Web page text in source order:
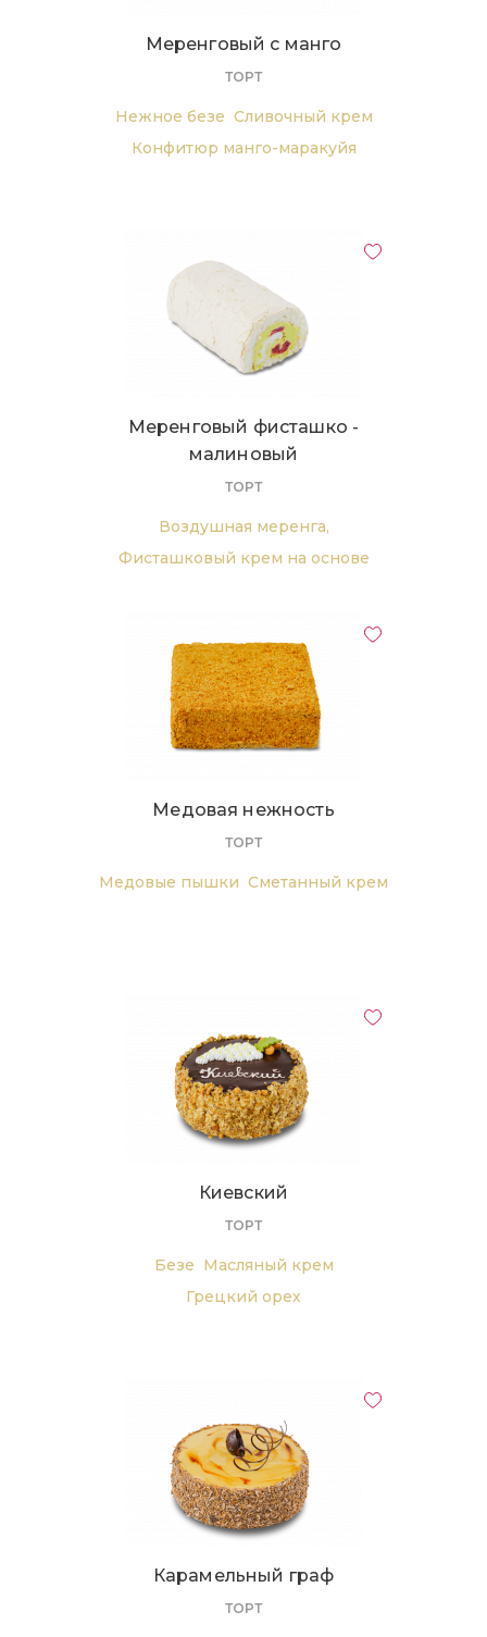
Меренговый с манго
ТОРТ
Нежное безе Сливочный крем
Конфитюр манго-маракуйя
Меренговый фисташко -
малиновый
ТОРТ
Воздушная меренга,
Фисташковый крем на основе
Медовая нежность
ТОРТ
Медовые пышки Сметанный крем
Киевский
ТОРТ
Безе Масляный крем
Грецкий орех
Карамельный граф
ТОРТ